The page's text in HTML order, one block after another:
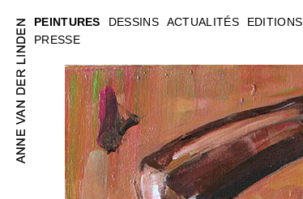
PEINTURES
PRESSE
DESSINS ACTUALITÉS EDITIONS